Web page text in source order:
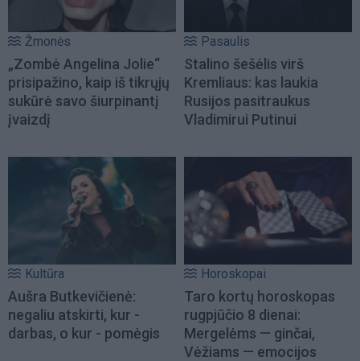
Žmonės
„Zombė Angelina Jolie“
prisipažino, kaip iš tikrųjų
sukūrė savo šiurpinantį
įvaizdį
Pasaulis
Stalino šešėlis virš
Kremliaus: kas laukia
Rusijos pasitraukus
Vladimirui Putinui
Kultūra
Aušra Butkevičienė:
negaliu atskirti, kur -
darbas, o kur - pomėgis
Horoskopai
Taro kortų horoskopas
rugpjūčio 8 dienai:
Mergelėms — ginčai,
Vėžiams — emocijos